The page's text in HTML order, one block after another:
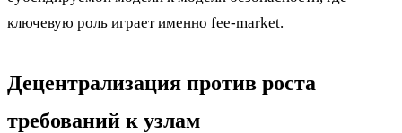
ключевую роль играет именно fee-market.
Децентрализация против роста
требований к узлам